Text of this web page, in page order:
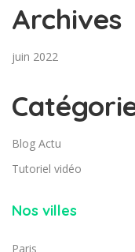
Archives
juin 2022
Blog Actu
Tutoriel vidéo
Nos villes
Paris